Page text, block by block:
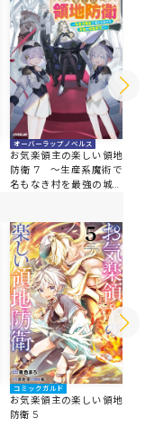
オーバーラップノベルス
お気楽領主の楽しい領地
防衛 7 ～生産系魔術で
名もなき村を最強の城塞
コミックガルド
お気楽領主の楽しい領地
防衛 5